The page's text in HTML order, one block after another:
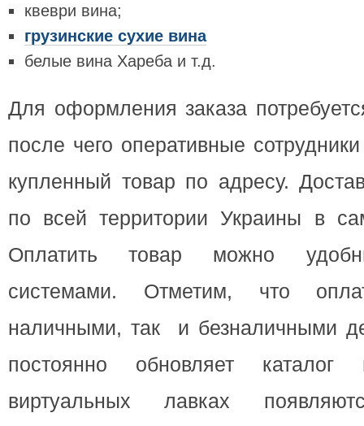
квеври вина;
грузинские сухие вина
белые вина Хареба и т.д.
Для оформления заказа
после чего оперативные
купленный товар по адресу.
по всей территории Украины в
Оплатить товар можно
системами. Отметим, что
наличными, так и безналичными
постоянно обновляет
виртуальных лавках